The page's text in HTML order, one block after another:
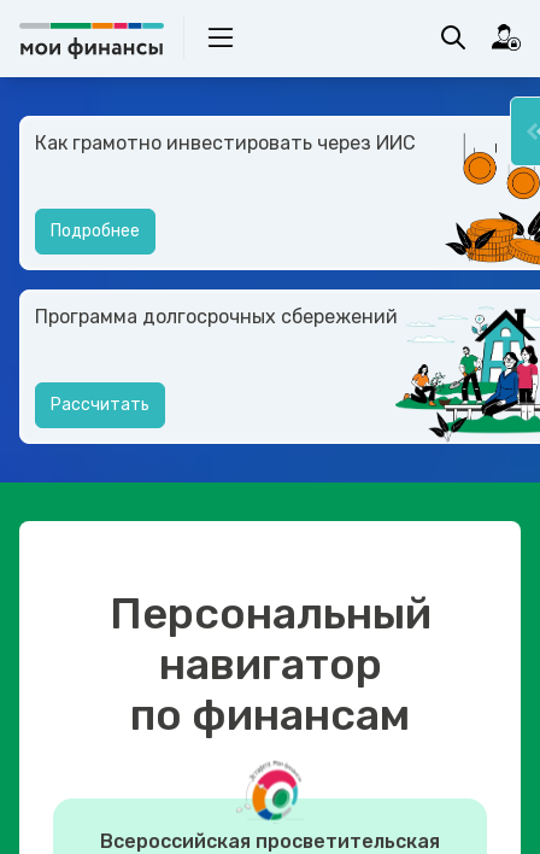
Как грамотно инвестировать через ИИС
Подробнее
Программа долгосрочных сбережений
Рассчитать
Персональный
навигатор
по финансам
Всероссийская просветительская